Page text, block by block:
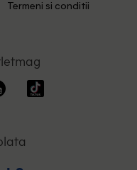
Termeni si conditii